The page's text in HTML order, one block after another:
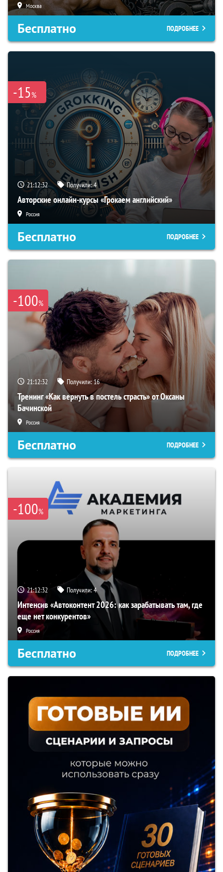
Москва
Бесплатно ПОДРОБНЕЕ
-15%
21:12:31 Получили:4
Авторские онлайн-курсы «Грокаем английский»
Россия
Бесплатно ПОДРОБНЕЕ
-100%
21:12:31 Получили:16
Тренинг «Как вернуть в постель страсть» от Оксаны
Бачинской
Россия
Бесплатно ПОДРОБНЕЕ
-100%
21:12:31 Получили:4
Интенсив «Автоконтент 2026: как зарабатывать там, где
еще нет конкурентов»
Россия
Бесплатно ПОДРОБНЕЕ